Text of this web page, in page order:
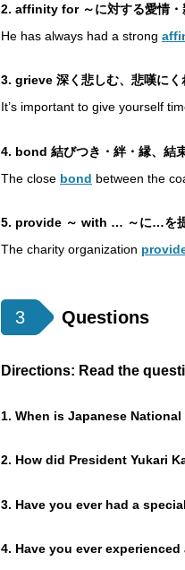
2. affinity for ～に対する愛情・
He has always had a strong
3. grieve 深く悲しむ、悲嘆にく
It’s important to give yourself
4. bond 結びつき・絆・縁、結
The close bond between the
5. provide ～ with … ～に…を
The charity organization
3 Questions
Directions: Read the
1. When is Japanese
2. How did President Yukari
3. Have you ever had a
4. Have you ever